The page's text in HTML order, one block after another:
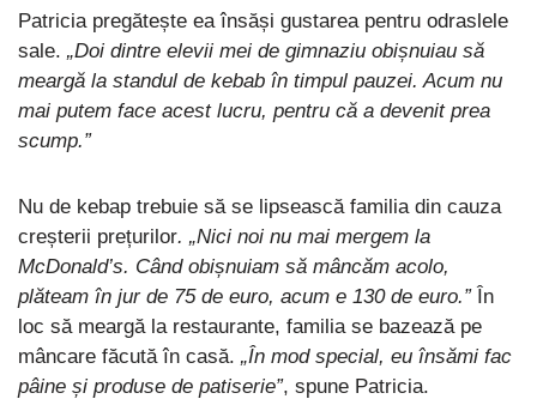
Patricia pregătește ea însăși gustarea pentru odraslele
sale. „Doi dintre elevii mei de gimnaziu obișnuiau să
meargă la standul de kebab în timpul pauzei. Acum nu
mai putem face acest lucru, pentru că a devenit prea
scump.”
Nu de kebap trebuie să se lipsească familia din cauza
creșterii prețurilor. „Nici noi nu mai mergem la
McDonald’s. Când obișnuiam să mâncăm acolo,
plăteam în jur de 75 de euro, acum e 130 de euro.”În
loc să meargă la restaurante, familia se bazează pe
mâncare făcută în casă. „În mod special, eu însămi fac
pâine și produse de patiserie”, spune Patricia.